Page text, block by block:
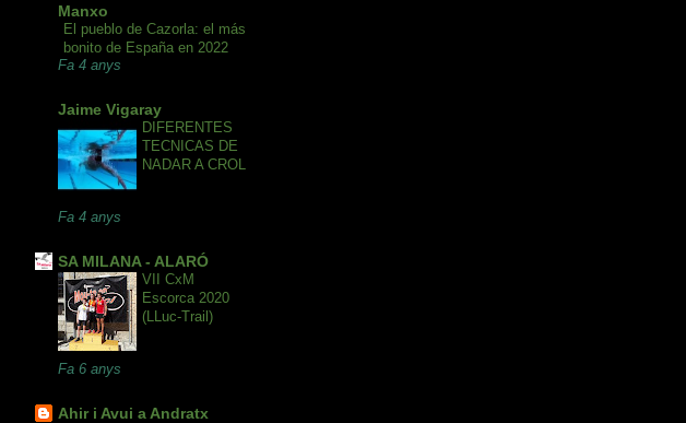
Manxo
El pueblo de Cazorla: el más
bonito de España en 2022
Fa 4 anys
Jaime Vigaray
DIFERENTES
TECNICAS DE
NADAR A CROL
Fa 4 anys
SA MILANA - ALARÓ
VII CxM
Escorca 2020
(LLuc-Trail)
Fa 6 anys
Ahir i Avui a Andratx